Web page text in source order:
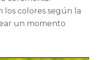
los colores según la
un momento